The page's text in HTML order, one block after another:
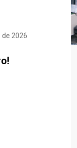
de 2026